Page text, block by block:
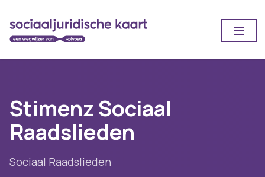
Stimenz Sociaal
Raadslieden
Sociaal Raadslieden